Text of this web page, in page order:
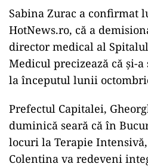
Sabina Zurac a confirmat
HotNews.ro, că a
director medical al
Medicul precizează că și-
la începutul lunii
Prefectul Capitalei,
duminică seară că în
locuri la Terapie
Colentina va redeveni